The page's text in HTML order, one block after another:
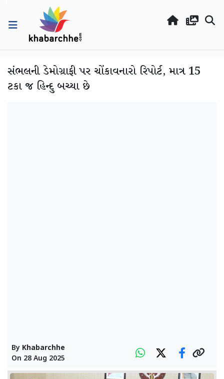
સંભલની ડેમોગ્રાફી પર ચોંકાવનારો રિપોર્ટ, માત્ર 15
ટકા જ હિન્દુ બચ્યા છે
By Khabarchhe
On 28 Aug 2025